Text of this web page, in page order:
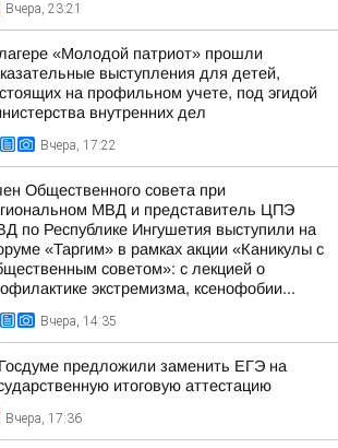
Вчера, 23:21
«Молодой патриот» прошли
выступления для детей,
на профильном учете, под эгидой
внутренних дел
Вчера, 17:22
Общественного совета при
МВД и представитель ЦПЭ
по Республике Ингушетия выступили на
«Таргим» в рамках акции «Каникулы с
советом»: с лекцией о
экстремизма, ксенофобии...
Вчера, 14:35
предложили заменить ЕГЭ на
итоговую аттестацию
Вчера, 17:36